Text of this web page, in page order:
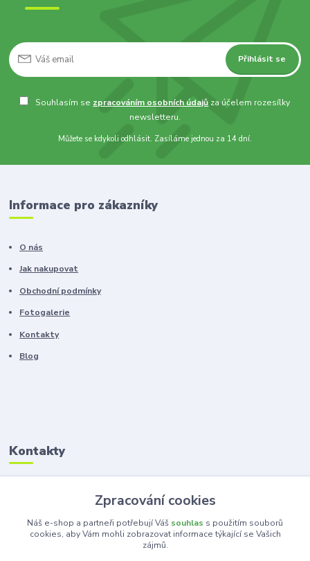
Přihlásit se
Souhlasím se zpracováním osobních údajů za účelem rozesílky
newsletteru.
Můžete se kdykoli odhlásit. Zasíláme jednou za 14 dní.
Informace pro zákazníky
O nás
Jak nakupovat
Obchodní podmínky
Fotogalerie
Kontakty
Blog
Kontakty
Zákaznická podpora
+420 603 100 966
(Po-Pá, 8-16 hod.)
Zpracování cookies
Náš e-shop a partneři potřebují Váš souhlas s použitím souborů
cookies, aby Vám mohli zobrazovat informace týkající se Vašich
zájmů.